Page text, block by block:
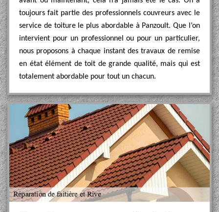
toujours fait partie des professionnels couvreurs avec le
service de toiture le plus abordable à Panzoult. Que l’on
intervient pour un professionnel ou pour un particulier,
nous proposons à chaque instant des travaux de remise
en état élément de toit de grande qualité, mais qui est
totalement abordable pour tout un chacun.